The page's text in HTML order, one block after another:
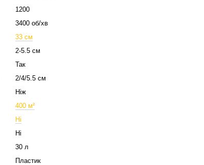
1200
3400 об/хв
33 см
2-5.5 см
Так
2/4/5.5 см
Ніж
400 м²
Ні
Ні
30 л
Пластик